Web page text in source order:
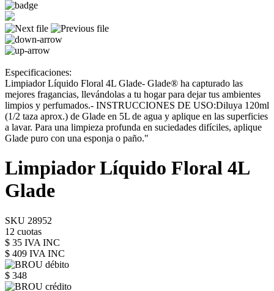
Especificaciones:
Limpiador Líquido Floral 4L Glade- Glade® ha capturado las
mejores fragancias, llevándolas a tu hogar para dejar tus ambientes
limpios y perfumados.- INSTRUCCIONES DE USO:Diluya 120ml
(1/2 taza aprox.) de Glade en 5L de agua y aplique en las superficies
a lavar. Para una limpieza profunda en suciedades difíciles, aplique
Glade puro con una esponja o paño."
Limpiador Líquido Floral 4L
Glade
SKU 28952
12 cuotas
$ 35 IVA INC
$ 409 IVA INC
$ 348